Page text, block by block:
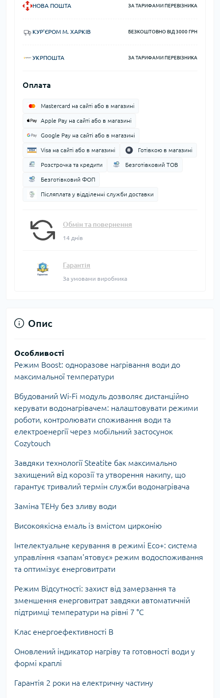
НОВА ПОШТА ЗА ТАРИФАМИ ПЕРЕВІЗНИКА
КУР'ЄРОМ М. ХАРКІВ БЕЗКОШТОВНО ВІД 3000 ГРН
УКРПОШТА ЗА ТАРИФАМИ ПЕРЕВІЗНИКА
Оплата
Mastercard на сайті або в магазині
Apple Pay на сайті або в магазині
Google Pay на сайті або в магазині
Visa на сайті або в магазині Готівкою в магазині
Розстрочка та кредити Безготівковий ТОВ
Безготівковий ФОП
Післяплата у відділенні служби доставки
Обмін та повернення
14 днів
Гарантія
За умовами виробника
Опис
Особливості
Режим Boost: одноразове нагрівання води до
максимальної температури
Вбудований Wi-Fi модуль дозволяє дистанційно
керувати водонагрівачем: налаштовувати режими
роботи, контролювати споживання води та
електроенергії через мобільний застосунок
Cozytouch
Завдяки технології Steatite бак максимально
захищений від корозії та утворення накипу, що
гарантує тривалий термін служби водонагрівача
Заміна ТЕНу без зливу води
Високоякісна емаль із вмістом цирконію
Інтелектуальне керування в режимі Eco+: система
управління «запам'ятовує» режим водоспоживання
та оптимізує енерговитрати
Режим Відсутності: захист від замерзання та
зменшення енерговитрат завдяки автоматичній
підтримці температури на рівні 7 °C
Клас енергоефективності B
Оновлений індикатор нагріву та готовності води у
формі краплі
Гарантія 2 роки на електричну частину